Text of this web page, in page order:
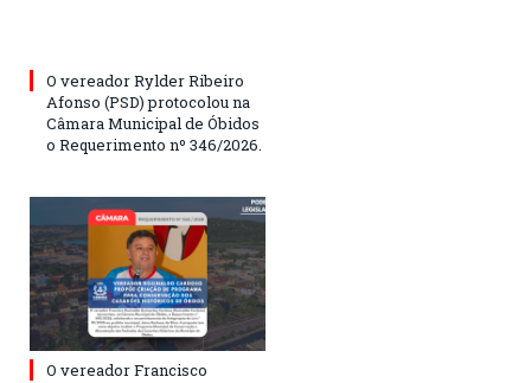
O vereador Rylder Ribeiro
Afonso (PSD) protocolou na
Câmara Municipal de Óbidos
o Requerimento nº 346/2026.
O vereador Francisco